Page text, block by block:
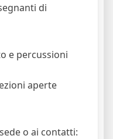
di
e percussioni
aperte
o ai contatti: